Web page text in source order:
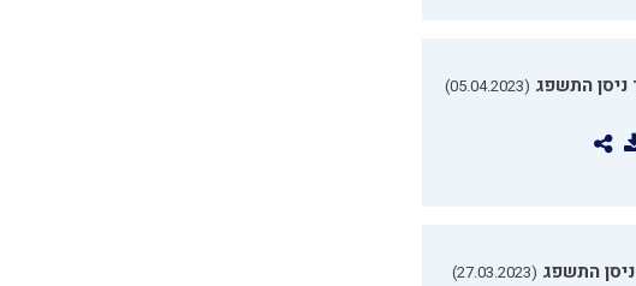
ניסן התשפג (05.04.2023)
התשפג (27.03.2023)